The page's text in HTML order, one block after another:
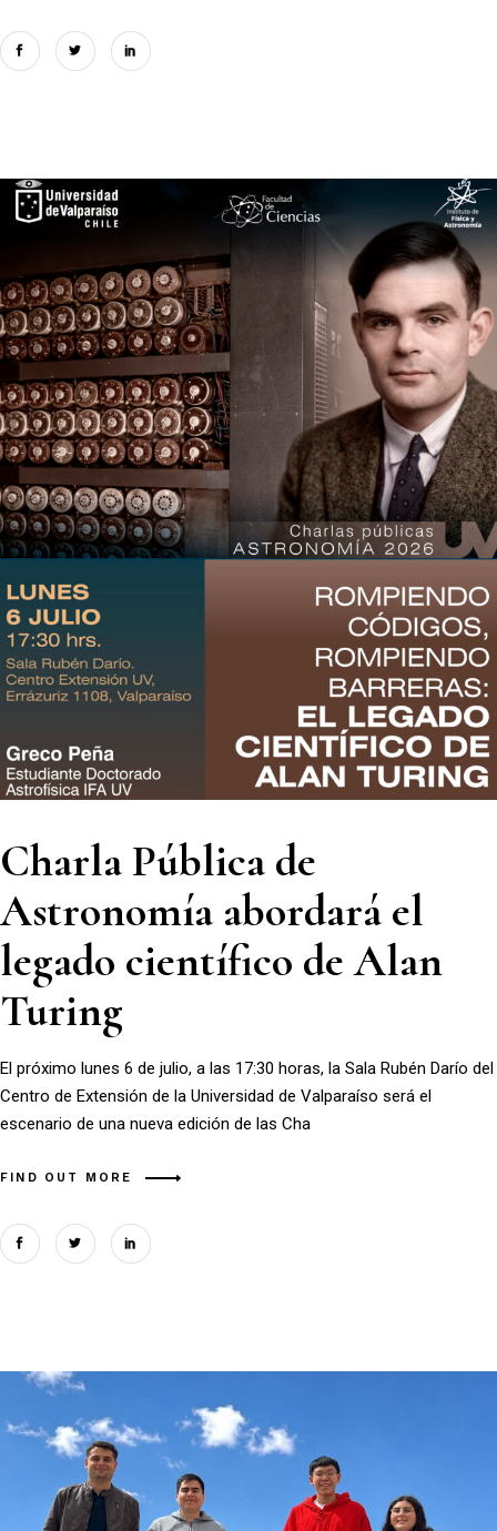
Charla Pública de
Astronomía abordará el
legado científico de Alan
Turing
El próximo lunes 6 de julio, a las 17:30 horas, la Sala Rubén Darío del
Centro de Extensión de la Universidad de Valparaíso será el
escenario de una nueva edición de las Cha
FIND OUT MORE